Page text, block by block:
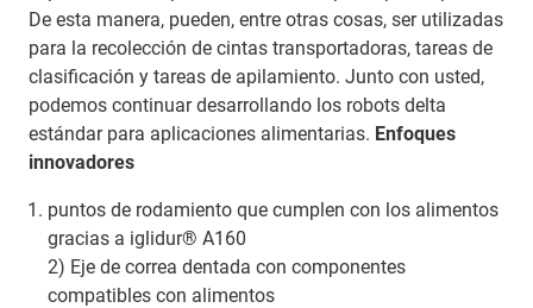
De esta manera, pueden, entre otras cosas, ser utilizadas
para la recolección de cintas transportadoras, tareas de
clasificación y tareas de apilamiento. Junto con usted,
podemos continuar desarrollando los robots delta
estándar para aplicaciones alimentarias. Enfoques
innovadores
puntos de rodamiento que cumplen con los alimentos
gracias a iglidur® A160
2) Eje de correa dentada con componentes
compatibles con alimentos